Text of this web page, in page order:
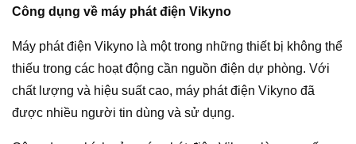
Công dụng về máy phát điện Vikyno
Máy phát điện Vikyno là một trong những thiết bị không thể
thiếu trong các hoạt động cần nguồn điện dự phòng. Với
chất lượng và hiệu suất cao, máy phát điện Vikyno đã
được nhiều người tin dùng và sử dụng.